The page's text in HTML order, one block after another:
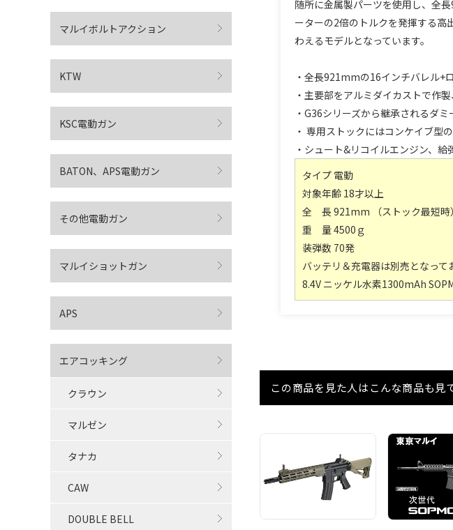
随所に金属製パーツを使用し、全
ーターの2倍のトルクを発揮する高
わえるモデルとなっています。
・全長921mmの16インチバレル+
・主要部をアルミダイカストで作
・G36シリーズから継承されるダ
・ 専用ストックにはコンケイブ型
・シュート&リコイルエンジン、給
タイプ 電動
対象年齢 18才以上
全 長 921mm （ストック最短時）
重 量 4500ｇ
装弾数 70発
バッテリ＆充電器は別売となって
8.4V ニッケル水素1300mAh
この商品を見た人はこんな商品も見
マルイボルトアクション
KTW
KSC電動ガン
BATON、APS電動ガン
その他電動ガン
マルイショットガン
APS
エアコッキング
クラウン
マルゼン
タナカ
CAW
DOUBLE BELL